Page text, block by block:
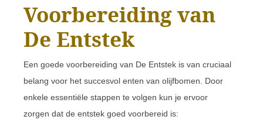
Voorbereiding van
De Entstek
Een goede voorbereiding van De Entstek is van cruciaal
belang voor het succesvol enten van olijfbomen. Door
enkele essentiële stappen te volgen kun je ervoor
zorgen dat de entstek goed voorbereid is: